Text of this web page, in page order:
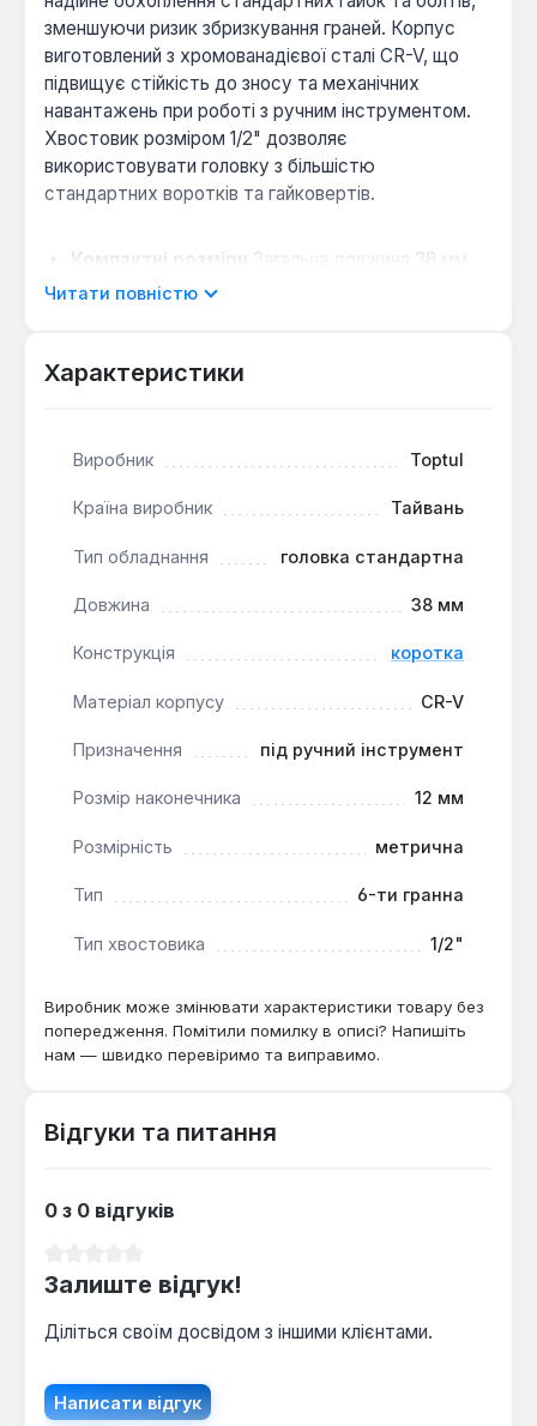
зменшуючи ризик збризкування граней. Корпус
виготовлений з хромованадієвої сталі CR-V, що
підвищує стійкість до зносу та механічних
навантажень при роботі з ручним інструментом.
Хвостовик розміром 1/2" дозволяє
використовувати головку з більшістю
стандартних воротків та гайковертів.
Компактні розміри
Загальна довжина 38 мм
та коротка конструкція роблять головку
Метрична розмірність
метричного розміру.
підходить для широкого спектру слюсарно-
гаражі або побуті.
витратним елементом для комплектації наборів
інструменту або заміни окремих позицій. Вона
приводом при обслуговуванні автомобілів,
конструкцій, де застосовуються метричні
Читати повністю
Характеристики
Виробник Toptul
Країна виробник Тайвань
Тип обладнання головка стандартна
Довжина 38 мм
Конструкція коротка
Матеріал корпусу CR-V
Призначення під ручний інструмент
Розмір наконечника 12 мм
Розмірність метрична
Тип 6-ти гранна
Тип хвостовика 1/2"
Виробник може змінювати характеристики товару без
попередження. Помітили помилку в описі? Напишіть
нам — швидко перевіримо та виправимо.
Відгуки та питання
0 з 0 відгуків
Залиште відгук!
Діліться своїм досвідом з іншими клієнтами.
Написати відгук